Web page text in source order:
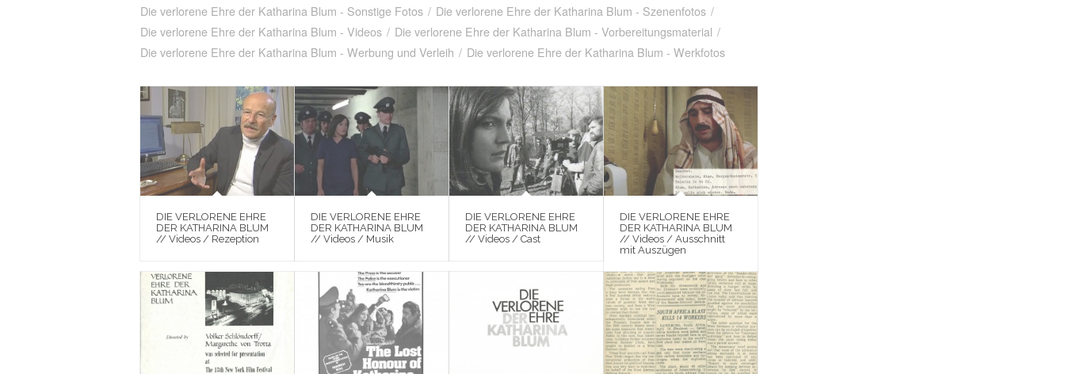
Die verlorene Ehre der Katharina Blum - Sonstige Fotos / Die verlorene Ehre der Katharina Blum - Szenenfotos /
Die verlorene Ehre der Katharina Blum - Videos / Die verlorene Ehre der Katharina Blum - Vorbereitungsmaterial /
Die verlorene Ehre der Katharina Blum - Werbung und Verleih / Die verlorene Ehre der Katharina Blum - Werkfotos
DIE VERLORENE EHRE
DER KATHARINA BLUM
// Videos / Rezeption
DIE VERLORENE EHRE
DER KATHARINA BLUM
// Videos / Musik
DIE VERLORENE EHRE
DER KATHARINA BLUM
// Videos / Cast
DIE VERLORENE EHRE
DER KATHARINA BLUM
// Videos / Ausschnitt
mit Auszügen